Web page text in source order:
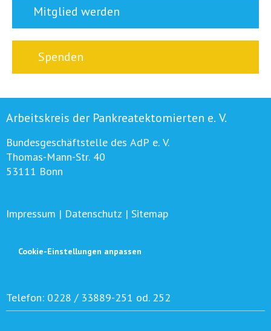
Mitglied werden
Spenden
Arbeitskreis der Pankreatektomierten e. V.
Bundesgeschäftstelle des AdP e. V.
Thomas-Mann-Str. 40
53111 Bonn
Impressum | Datenschutz | Sitemap
Cookie-Einstellungen anpassen
Telefon: 0228 / 33889-251 od. 252